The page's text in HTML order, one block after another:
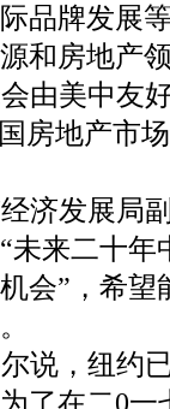
品牌发展
和房地产
由美中友
房地产市
济发展局
未来二十
会”，希
说，纽约
了在二0